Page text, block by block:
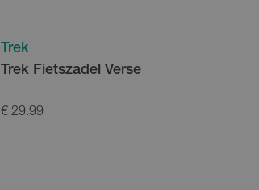
Trek
Trek Fietszadel Verse
€ 29.99